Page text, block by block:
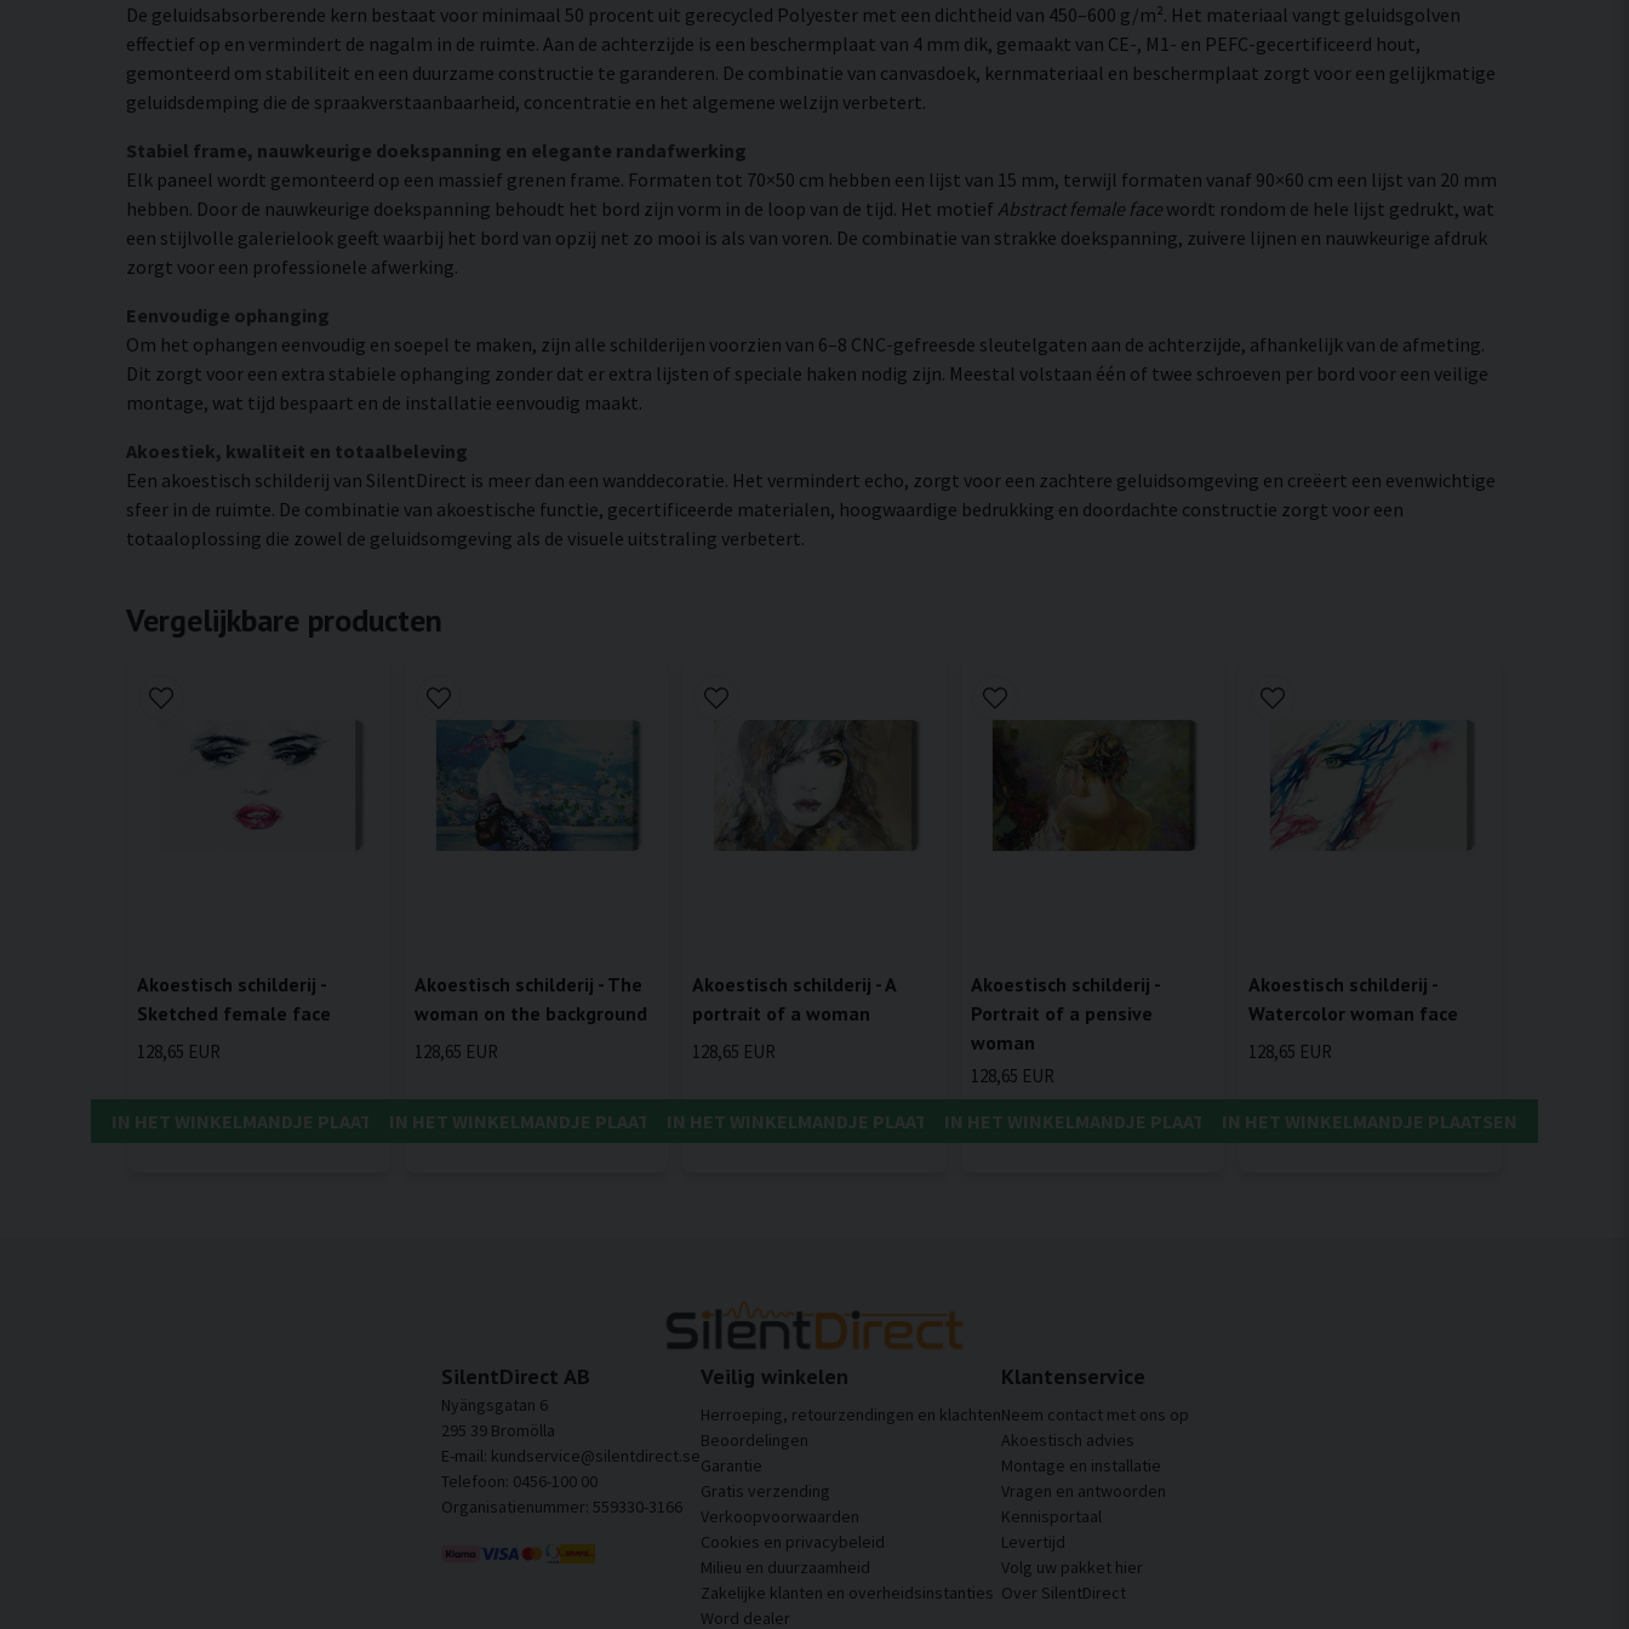
De geluidsabsorberende kern bestaat voor minimaal 50 procent uit gerecycled Polyester met een dichtheid van 450–600 g/m². Het materiaal vangt geluidsgolven
effectief op en vermindert de nagalm in de ruimte. Aan de achterzijde is een beschermplaat van 4 mm dik, gemaakt van CE-, M1- en PEFC-gecertificeerd hout,
gemonteerd om stabiliteit en een duurzame constructie te garanderen. De combinatie van canvasdoek, kernmateriaal en beschermplaat zorgt voor een gelijkmatige
geluidsdemping die de spraakverstaanbaarheid, concentratie en het algemene welzijn verbetert.
Stabiel frame, nauwkeurige doekspanning en elegante randafwerking
Elk paneel wordt gemonteerd op een massief grenen frame. Formaten tot 70×50 cm hebben een lijst van 15 mm, terwijl formaten vanaf 90×60 cm een lijst van 20 mm
hebben. Door de nauwkeurige doekspanning behoudt het bord zijn vorm in de loop van de tijd. Het motief Abstract female face wordt rondom de hele lijst gedrukt, wat
een stijlvolle galerielook geeft waarbij het bord van opzij net zo mooi is als van voren. De combinatie van strakke doekspanning, zuivere lijnen en nauwkeurige afdruk
zorgt voor een professionele afwerking.
Eenvoudige ophanging
Om het ophangen eenvoudig en soepel te maken, zijn alle schilderijen voorzien van 6–8 CNC-gefreesde sleutelgaten aan de achterzijde, afhankelijk van de afmeting.
Dit zorgt voor een extra stabiele ophanging zonder dat er extra lijsten of speciale haken nodig zijn. Meestal volstaan één of twee schroeven per bord voor een veilige
montage, wat tijd bespaart en de installatie eenvoudig maakt.
Akoestiek, kwaliteit en totaalbeleving
Een akoestisch schilderij van SilentDirect is meer dan een wanddecoratie. Het vermindert echo, zorgt voor een zachtere geluidsomgeving en creëert een evenwichtige
sfeer in de ruimte. De combinatie van akoestische functie, gecertificeerde materialen, hoogwaardige bedrukking en doordachte constructie zorgt voor een
totaaloplossing die zowel de geluidsomgeving als de visuele uitstraling verbetert.
Vergelijkbare producten
Akoestisch schilderij -
Sketched female face
128,65 EUR
IN HET WINKELMANDJE PLAATSEN
Akoestisch schilderij - The
woman on the background
128,65 EUR
IN HET WINKELMANDJE PLAATSEN
Akoestisch schilderij - A
portrait of a woman
128,65 EUR
IN HET WINKELMANDJE PLAATSEN
Akoestisch schilderij -
Portrait of a pensive
woman
128,65 EUR
IN HET WINKELMANDJE PLAATSEN
Akoestisch schilderij -
Watercolor woman face
128,65 EUR
IN HET WINKELMANDJE PLAATSEN
SilentDirect AB
Nyängsgatan 6
295 39 Bromölla
E-mail: kundservice@silentdirect.se
Telefoon: 0456-100 00
Organisatienummer: 559330-3166
Veilig winkelen
Herroeping, retourzendingen en klachten
Beoordelingen
Garantie
Gratis verzending
Verkoopvoorwaarden
Cookies en privacybeleid
Milieu en duurzaamheid
Zakelijke klanten en overheidsinstanties
Word dealer
Klantenservice
Neem contact met ons op
Akoestisch advies
Montage en installatie
Vragen en antwoorden
Kennisportaal
Levertijd
Volg uw pakket hier
Over SilentDirect